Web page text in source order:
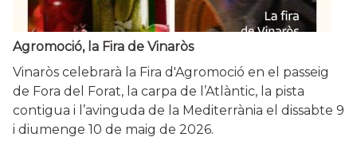
Agromoció, la Fira de Vinaròs
Vinaròs celebrarà la Fira d'Agromoció en el passeig
de Fora del Forat, la carpa de l’Atlàntic, la pista
contigua i l’avinguda de la Mediterrània el dissabte 9
i diumenge 10 de maig de 2026.